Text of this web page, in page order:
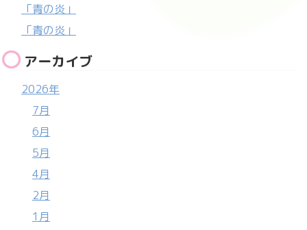
「青の炎」
「青の炎」
アーカイブ
2026年
7月
6月
5月
4月
2月
1月